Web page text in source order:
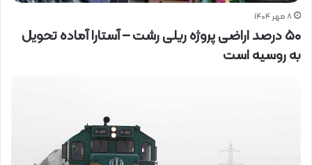
۸ مهر ۱۴۰۴
۵۰ درصد اراضی پروژه ریلی رشت – آستارا آماده تحویل
به روسیه است